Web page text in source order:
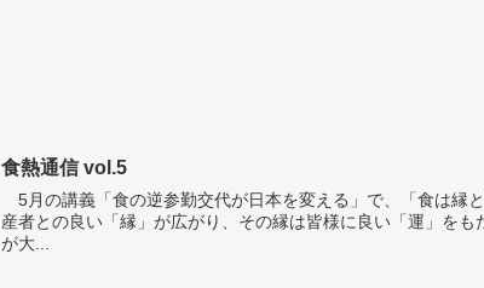
食熱通信 vol.5
5月の講義「食の逆参勤交代が日本を変える」で、「食は縁
産者との良い「縁」が広がり、その縁は皆様に良い「運」を
が大...